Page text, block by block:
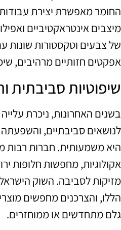
החומר מאפשרת יצירת
מיצבים אינטראקטיביים
של צבעים וטקסטורות שונות עם
אפקטים חזותיים מרהיבים,
שיפוטיות
בשנים האחרונות, ניכרת
לנושאים סביבתיים, והשפעתה
היא משמעותית. חברות רבות
אקולוגיות, מחפשות חלופות
מזיקות לסביבה. השוק
הללו, והצרכנים מחפשים
גלם מתחדשים או ממוחזרים.